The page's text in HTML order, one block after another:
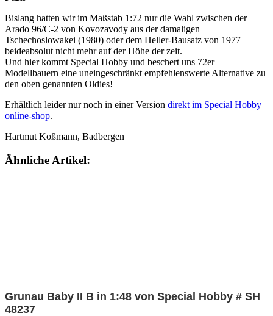
Bislang hatten wir im Maßstab 1:72 nur die Wahl zwischen der
Arado 96/C-2 von Kovozavody aus der damaligen
Tschechoslowakei (1980) oder dem Heller-Bausatz von 1977 –
beideabsolut nicht mehr auf der Höhe der zeit.
Und hier kommt Special Hobby und beschert uns 72er
Modellbauern eine uneingeschränkt empfehlenswerte Alternative zu
den oben genannten Oldies!
Erhältlich leider nur noch in einer Version direkt im Special Hobby
online-shop.
Hartmut Koßmann, Badbergen
Ähnliche Artikel:
Grunau Baby II B in 1:48 von Special Hobby # SH
48237